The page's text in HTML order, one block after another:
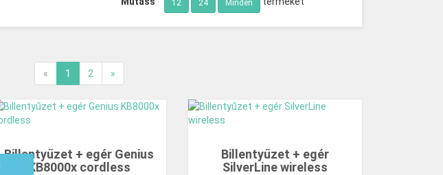
12 24 Minden
« 1 2 »
Billentyűzet + egér Genius
KB8000x cordless
Billentyűzet + egér
SilverLine wireless